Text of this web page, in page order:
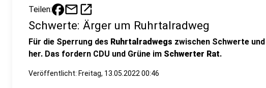
Teilen: mailopen_in_new
Schwerte: Ärger um Ruhrtalradweg
Für die Sperrung des Ruhrtalradwegs zwischen Schwerte
her. Das fordern CDU und Grüne im Schwerter Rat.
Veröffentlicht: Freitag, 13.05.2022 00:46